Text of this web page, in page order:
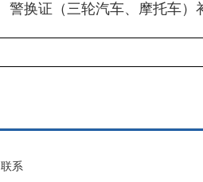
警换证（三轮汽车、摩托车）
联系